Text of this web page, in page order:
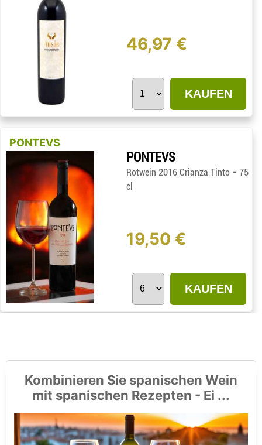
46,97 €
KAUFEN
PONTEVS
PONTEVS
Rotwein 2016 Crianza Tinto -75
cl
19,50 €
KAUFEN
Kombinieren Sie spanischen Wein
mit spanischen Rezepten - Ei ...